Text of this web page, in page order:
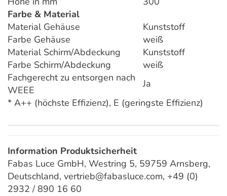
Farbe & Material
Material Gehäuse
Kunststoff
Farbe Gehäuse
weiß
Material Schirm/Abdeckung
Kunststoff
Farbe Schirm/Abdeckung
weiß
Fachgerecht zu entsorgen nach
WEEE
Ja
* A++ (höchste Effizienz), E (geringste Effizienz)
Information Produktsicherheit
Fabas Luce GmbH, Westring 5, 59759 Arnsberg,
Deutschland, vertrieb@fabasluce.com, +49 (0)
2932 / 890 16 60